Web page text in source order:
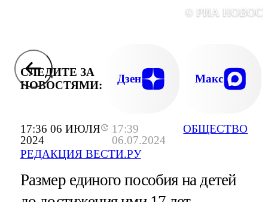
17:36 06 ИЮЛЯ
2024
17:39
06.07.2024
РЕДАКЦИЯ ВЕСТИ.РУ
ОБЩЕСТВО
© РИА
СЛЕДИТЕ ЗА
НОВОСТЯМИ:
Дзен Макс
Размер единого пособия на детей